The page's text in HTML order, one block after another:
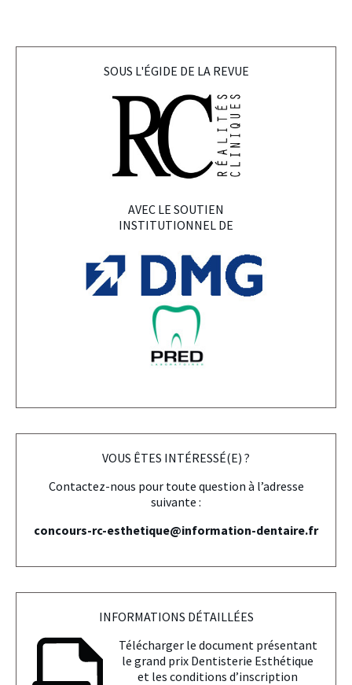
SOUS L'ÉGIDE DE LA REVUE
AVEC LE SOUTIEN
INSTITUTIONNEL DE
VOUS ÊTES INTÉRESSÉ(E) ?
Contactez-nous pour toute question à l’adresse
suivante :
concours-rc-esthetique@information-dentaire.fr
INFORMATIONS DÉTAILLÉES
Télécharger le document présentant
le grand prix Dentisterie Esthétique
et les conditions d’inscription